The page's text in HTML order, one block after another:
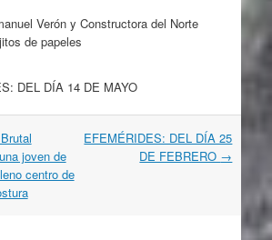
Verón y Constructora del Norte
de papeles
DEL DÍA 14 DE MAYO
joven de
centro de
EFEMÉRIDES: DEL DÍA 25
DE FEBRERO →